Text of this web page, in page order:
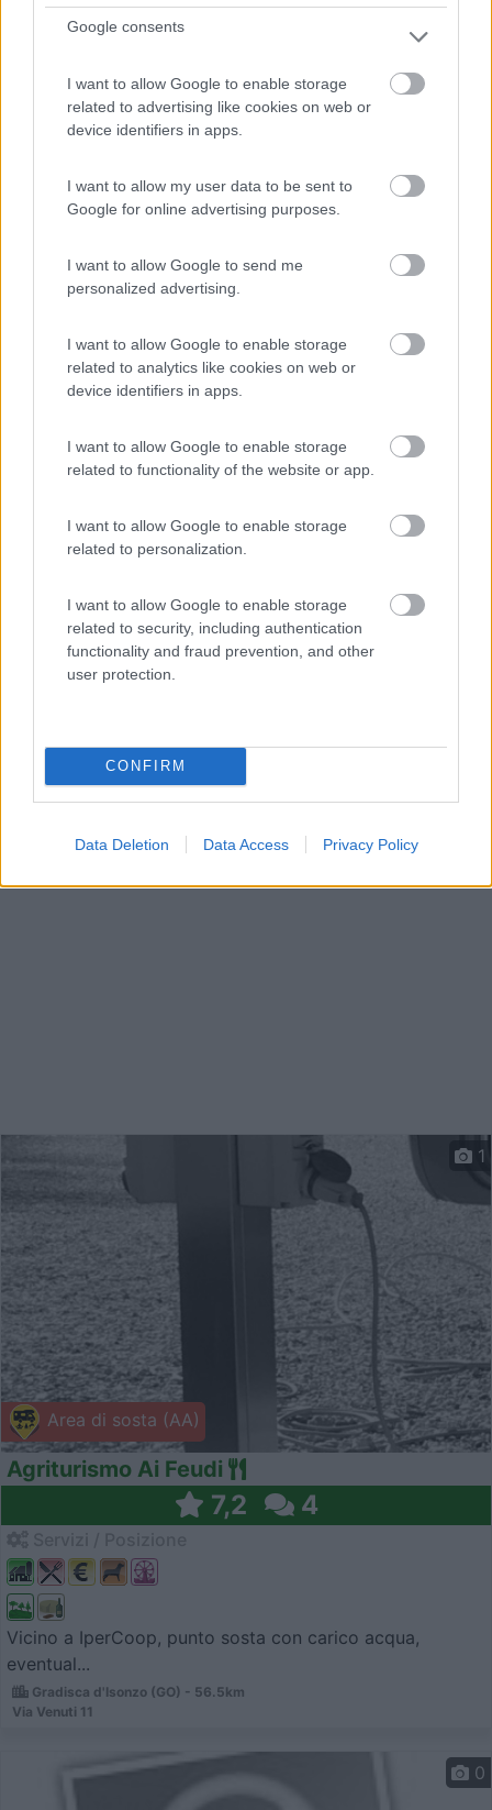
Google consents
I want to allow Google to enable storage
related to advertising like cookies on web or
device identifiers in apps.
I want to allow my user data to be sent to
Google for online advertising purposes.
I want to allow Google to send me
personalized advertising.
I want to allow Google to enable storage
related to analytics like cookies on web or
device identifiers in apps.
I want to allow Google to enable storage
related to functionality of the website or app.
I want to allow Google to enable storage
related to personalization.
I want to allow Google to enable storage
related to security, including authentication
functionality and fraud prevention, and other
user protection.
CONFIRM
Data Deletion Data Access Privacy Policy
Servizi / Posizione
Situato nel Parco naturale del Reghena, l'agricampeggio
Portogruaro (VE) - 50.1km
Via Risere, 15 - Frazione di Summaga
Area di sosta (AA)
8,7 6
Servizi / Posizione
Area di sosta (AA)
1
Agriturismo Ai Feudi
7,2 4
Vicino a IperCoop, punto sosta con carico acqua,
eventual...
Gradisca d'Isonzo (GO) - 56.5km
Via Venuti 11
0